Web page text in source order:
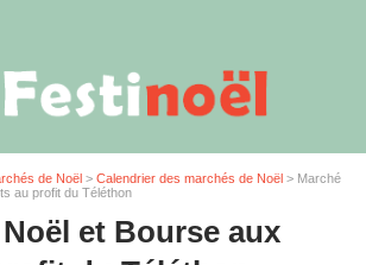
de Noël> Calendrier des marchés de Noël> Marché
au profit du Téléthon
et Bourse aux